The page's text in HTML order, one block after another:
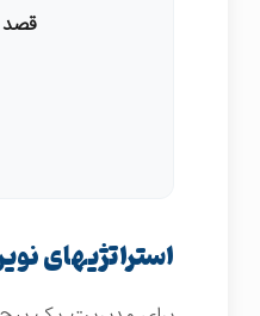
قصد
استراتژیهای